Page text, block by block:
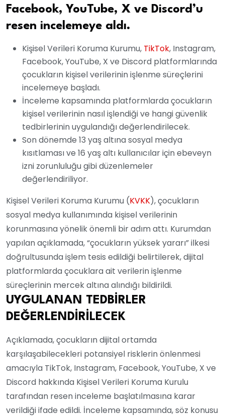
Facebook, YouTube, X ve Discord’u
resen incelemeye aldı.
Kişisel Verileri Koruma Kurumu, TikTok, Instagram,
Facebook, YouTube, X ve Discord platformlarında
çocukların kişisel verilerinin işlenme süreçlerini
incelemeye başladı.
İnceleme kapsamında platformlarda çocukların
kişisel verilerinin nasıl işlendiği ve hangi güvenlik
tedbirlerinin uygulandığı değerlendirilecek.
Son dönemde 13 yaş altına sosyal medya
kısıtlaması ve 16 yaş altı kullanıcılar için ebeveyn
izni zorunluluğu gibi düzenlemeler
değerlendiriliyor.
Kişisel Verileri Koruma Kurumu (KVKK), çocukların
sosyal medya kullanımında kişisel verilerinin
korunmasına yönelik önemli bir adım attı. Kurumdan
yapılan açıklamada, “çocukların yüksek yararı” ilkesi
doğrultusunda işlem tesis edildiği belirtilerek, dijital
platformlarda çocuklara ait verilerin işlenme
süreçlerinin mercek altına alındığı bildirildi.
UYGULANAN TEDBİRLER
DEĞERLENDİRİLECEK
Açıklamada, çocukların dijital ortamda
karşılaşabilecekleri potansiyel risklerin önlenmesi
amacıyla TikTok, Instagram, Facebook, YouTube, X ve
Discord hakkında Kişisel Verileri Koruma Kurulu
tarafından resen inceleme başlatılmasına karar
verildiği ifade edildi. İnceleme kapsamında, söz konusu